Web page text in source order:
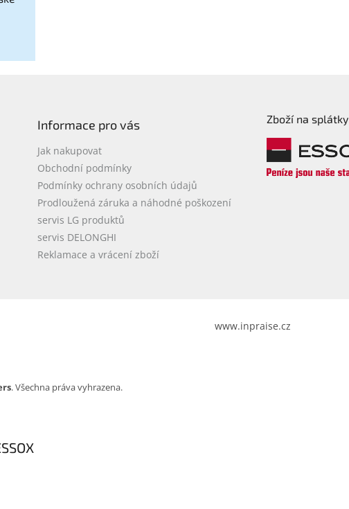
Informace pro vás
Jak nakupovat
Obchodní podmínky
Podmínky ochrany osobních údajů
Prodloužená záruka a náhodné poškození
servis LG produktů
servis DELONGHI
Reklamace a vrácení zboží
Zboží na splátky
www.inpraise.cz
. Všechna práva vyhrazena.